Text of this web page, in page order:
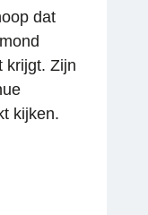
dat
krijgt. Zijn
kijken.